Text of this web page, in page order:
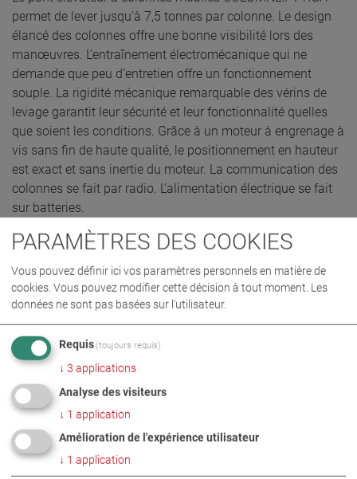
permet de lever jusqu’à 7,5 tonnes par colonne. Le design
élancé des colonnes offre une bonne visibilité lors des
manœuvres. L’entraînement électromécanique qui ne
demande que peu d’entretien offre un fonctionnement
souple. La rigidité mécanique remarquable des vérins de
levage garantit leur sécurité et leur fonctionnalité quelles
que soient les conditions. Grâce à un moteur à engrenage à
vis sans fin de haute qualité, le positionnement en hauteur
est exact et sans inertie du moteur. La communication des
colonnes se fait par radio. L'alimentation électrique se fait
sur batteries.
DEMANDE D’OFFRE
DÉTAILS PRODUIT / CONTENU DE LA
PARAMÈTRES DES COOKIES
Vous pouvez définir ici vos paramètres personnels en matière de
cookies. Vous pouvez modifier cette décision à tout moment. Les
données ne sont pas basées sur l'utilisateur.
Requis (toujours requis)
↓ 3 applications
Analyse des visiteurs
↓ 1 application
Amélioration de l'expérience utilisateur
↓ 1 application